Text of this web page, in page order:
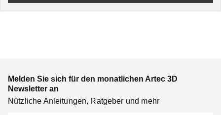
Melden Sie sich für den monatlichen Artec 3D
Newsletter an
Nützliche Anleitungen, Ratgeber und mehr